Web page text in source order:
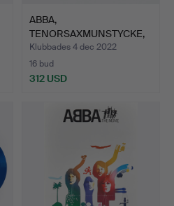
ABBA,
TENORSAXMUNSTYCKE,
BergLarsen 110/0 …
Klubbades 4 dec 2022
16 bud
312 USD